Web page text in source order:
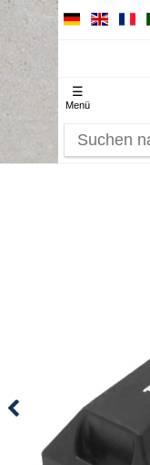
☰
Menü